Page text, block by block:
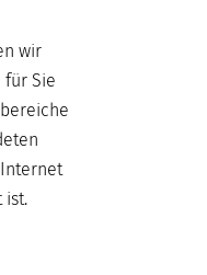
wir
Sie
ist.